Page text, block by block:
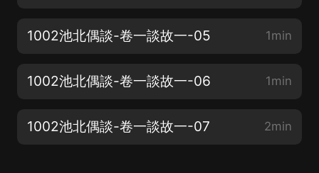
1002池北偶談-卷一談故一-05 1min
1002池北偶談-卷一談故一-06 1min
1002池北偶談-卷一談故一-07 2min